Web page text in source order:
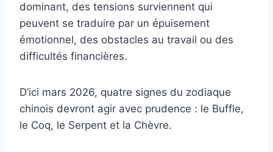
dominant, des tensions surviennent qui
peuvent se traduire par un épuisement
émotionnel, des obstacles au travail ou des
difficultés financières.
D’ici mars 2026, quatre signes du zodiaque
chinois devront agir avec prudence : le Buffle,
le Coq, le Serpent et la Chèvre.